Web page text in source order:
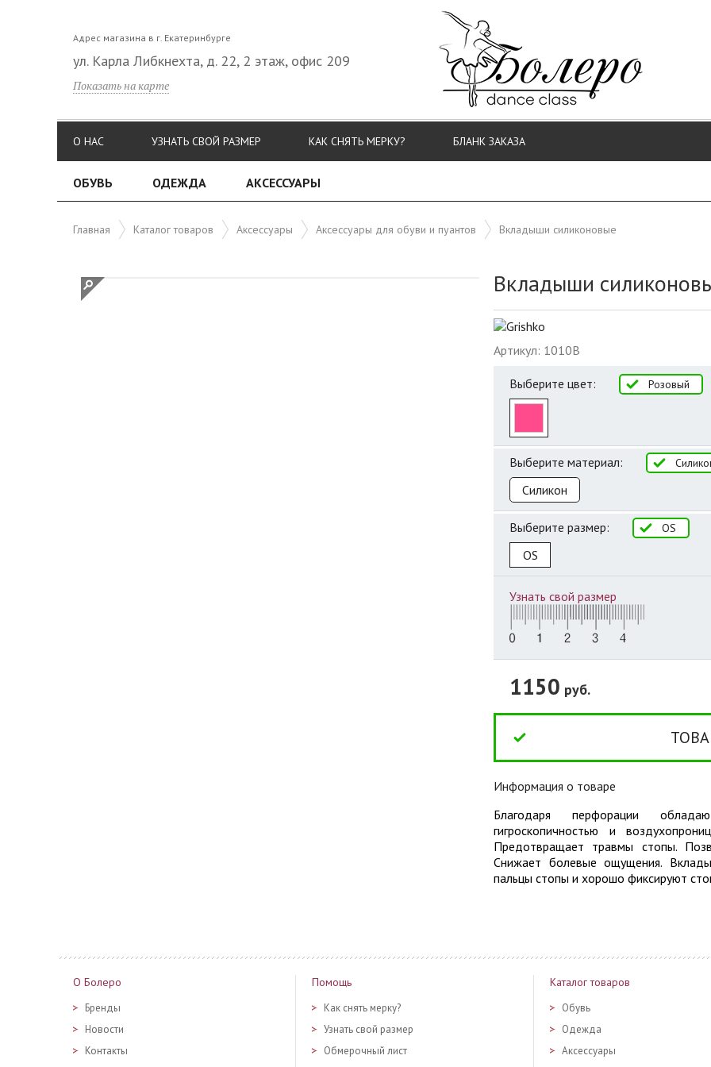
Адрес магазина в г. Екатеринбурге
ул. Карла Либкнехта, д. 22, 2 этаж, офис 209
Показать на карте
О НАС УЗНАТЬ СВОЙ РАЗМЕР КАК СНЯТЬ МЕРКУ? БЛАНК ЗАКАЗА
ОБУВЬ ОДЕЖДА АКСЕССУАРЫ
Главная Каталог товаров Аксессуары Аксессуары для обуви и пуантов Вкладыши силиконовые
Вкладыши
Артикул: 1010B
Выберите цвет: Розовый
Выберите материал:
Силикон
Выберите размер: OS
OS
Узнать свой размер
1150 руб.
Информация о товаре
Благодаря перфорации
гигроскопичностью и
Предотвращает травмы стопы.
Снижает болевые ощущения.
пальцы стопы и хорошо фиксируют
О Болеро
Бренды
Новости
Контакты
Помощь
Как снять мерку?
Узнать свой размер
Обмерочный лист
Каталог товаров
Обувь
Одежда
Аксессуары